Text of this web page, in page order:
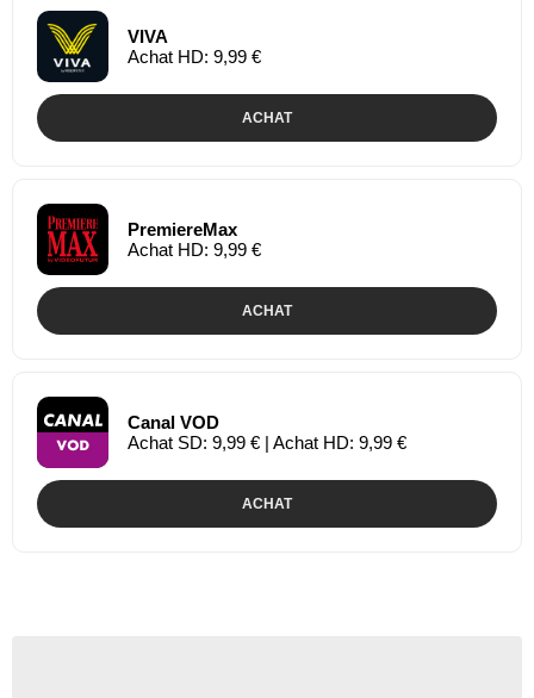
VIVA
Achat HD: 9,99 €
ACHAT
PremiereMax
Achat HD: 9,99 €
ACHAT
Canal VOD
Achat SD: 9,99 € | Achat HD: 9,99 €
ACHAT